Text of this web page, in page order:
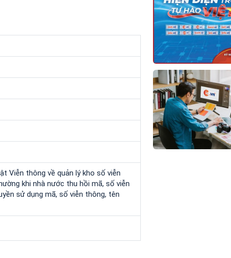
Viễn thông về quản lý kho số viễn
khi nhà nước thu hồi mã, số viễn
sử dụng mã, số viễn thông, tên